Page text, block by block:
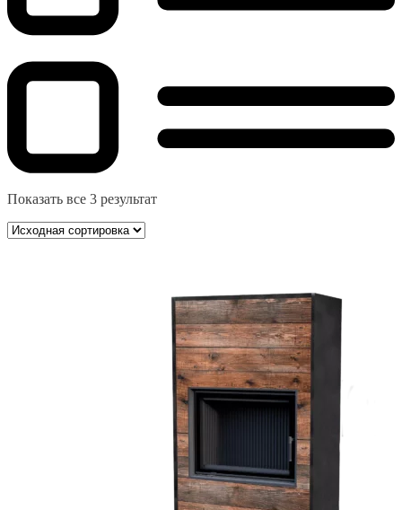
Показать все 3 результат